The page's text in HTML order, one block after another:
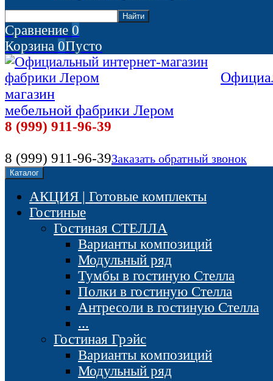
Сравнение 0
Корзина 0Пусто
магазин
мебельной фабрики Лером
8 (999) 911-96-39
8 (999) 911-96-39Заказать обратный звонок
Каталог
АКЦИЯ | Готовые комплекты
Гостиные
Гостиная СТЕЛЛА
Варианты композиций
Модульный ряд
Тумбы в гостиную Стелла
Полки в гостиную Стелла
Антресоли в гостиную Стелла
...
Гостиная Грэйс
Варианты композиций
Модульный ряд